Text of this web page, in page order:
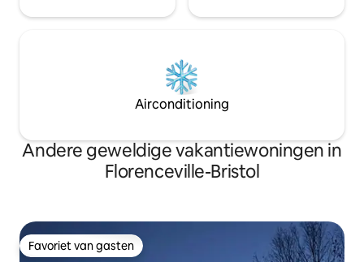
Airconditioning
Andere geweldige vakantiewoningen in
Florenceville-Bristol
Favoriet van gasten
Favoriet van gasten